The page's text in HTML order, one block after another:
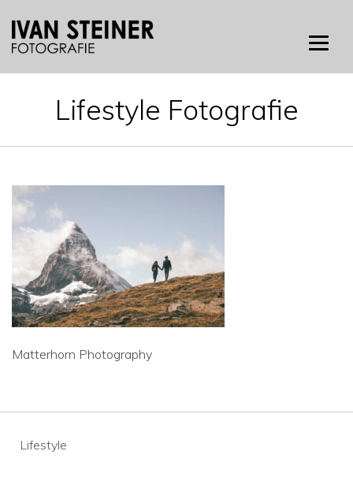
Lifestyle Fotografie
Matterhorn Photography
Beitragsnavigation
Lifestyle